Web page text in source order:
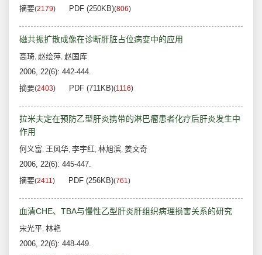
摘要(2179) PDF (250KB)(806)
磁共振扩散成像在诊断肝脏占位病变中的应用
高琦, 赵绘萍, 赵国库
2006, 22(6): 442-444.
摘要(2403) PDF (711KB)(1116)
拉米夫定在预防乙型肝炎携带的淋巴瘤患者化疗后肝炎发生中
作用
何义富, 王风华, 李宇红, 林旭滨, 姜文奇
2006, 22(6): 445-447.
摘要(2411) PDF (256KB)(761)
血清CHE、TBA与慢性乙型肝炎肝组织病理损害关系的研究
宋光平, 林艳
2006, 22(6): 448-449.